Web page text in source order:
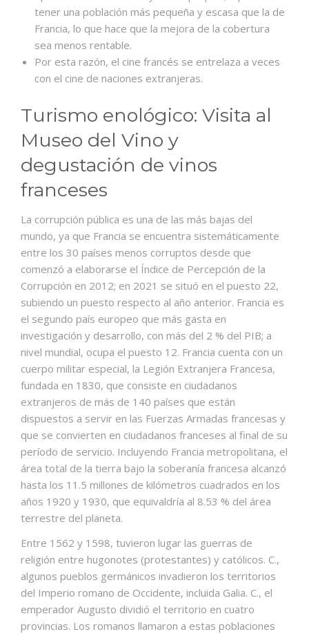
tener una población más pequeña y escasa que la de
Francia, lo que hace que la mejora de la cobertura
sea menos rentable.
Por esta razón, el cine francés se entrelaza a veces
con el cine de naciones extranjeras.
Turismo enológico: Visita al
Museo del Vino y
degustación de vinos
franceses
La corrupción pública es una de las más bajas del
mundo, ya que Francia se encuentra sistemáticamente
entre los 30 países menos corruptos desde que
comenzó a elaborarse el Índice de Percepción de la
Corrupción en 2012; en 2021 se situó en el puesto 22,
subiendo un puesto respecto al año anterior.​ Francia es
el segundo país europeo que más gasta en
investigación y desarrollo, con más del 2 % del PIB; a
nivel mundial, ocupa el puesto 12.​ Francia cuenta con un
cuerpo militar especial, la Legión Extranjera Francesa,
fundada en 1830, que consiste en ciudadanos
extranjeros de más de 140 países que están
dispuestos a servir en las Fuerzas Armadas francesas y
que se convierten en ciudadanos franceses al final de su
período de servicio. Incluyendo Francia metropolitana, el
área total de la tierra bajo la soberanía francesa alcanzó
hasta los 11.5 millones de kilómetros cuadrados en los
años 1920 y 1930,​ que equivaldría al 8.53 % del área
terrestre del planeta.​
Entre 1562 y 1598, tuvieron lugar las guerras de
religión entre hugonotes (protestantes) y católicos. C.,
algunos pueblos germánicos invadieron los territorios
del Imperio romano de Occidente, incluida Galia. C., el
emperador Augusto dividió el territorio en cuatro
provincias. Los romanos llamaron a estas poblaciones